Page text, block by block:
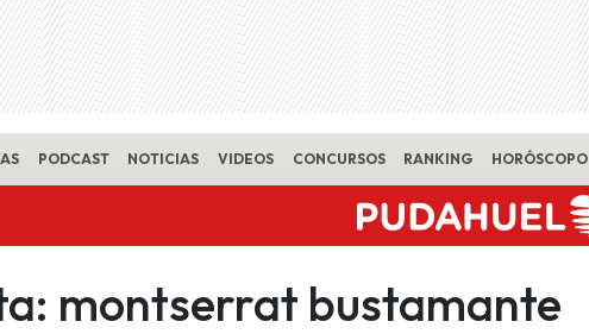
PODCAST NOTICIAS VIDEOS CONCURSOS RANKING HORÓSCOPO
montserrat bustamante